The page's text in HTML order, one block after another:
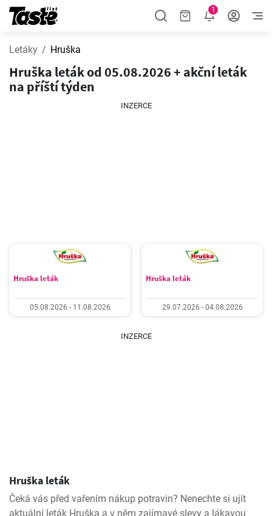
1
Letáky Hruška
Hruška leták od 05.08.2026 + akční leták
na příští týden
INZERCE
Hruška leták
05.08.2026 - 11.08.2026
Hruška leták
29.07.2026 - 04.08.2026
INZERCE
Hruška leták
Čeká vás před vařením nákup potravin? Nenechte si ujít
aktuální leták Hruška a v něm zajímavé slevy a lákavou